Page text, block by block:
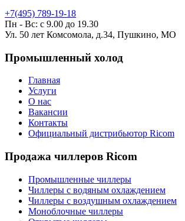
+7(495) 789-19-18
Пн - Вс: c 9.00 до 19.30
Ул. 50 лет Комсомола, д.34, Пушкино, МО
Промышленный холод
Главная
Услуги
О нас
Вакансии
Контакты
Официальный дистрибьютор Ricom
Продажа чиллеров Ricom
Промышленные чиллеры
Чиллеры с водяным охлаждением
Чиллеры с воздушным охлаждением
Моноблочные чиллеры